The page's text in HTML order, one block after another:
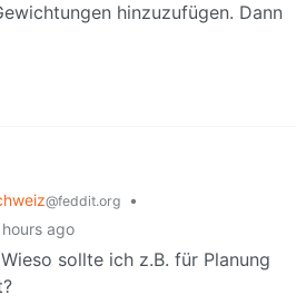
hinzuzufügen. Dann
@feddit.org
•
hours ago
sollte ich z.B. für Planung